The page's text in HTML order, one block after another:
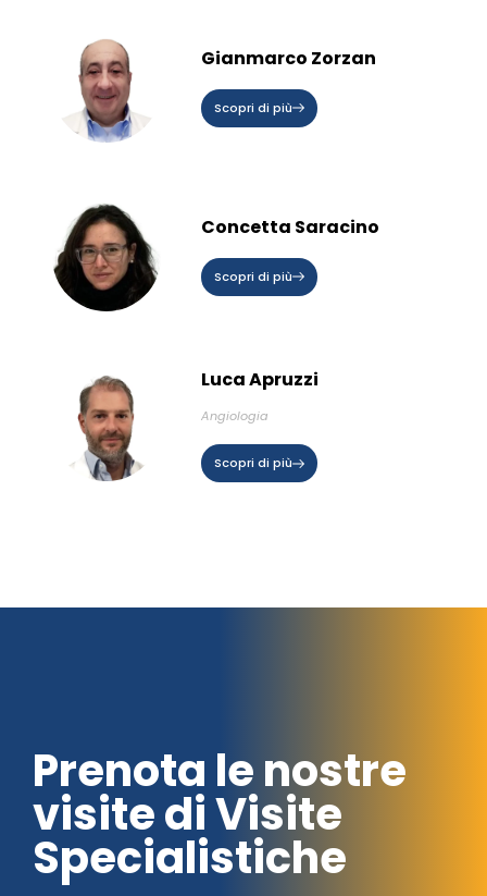
Gianmarco Zorzan
Scopri di più
Concetta Saracino
Scopri di più
Luca Apruzzi
Angiologia
Scopri di più
Prenota le nostre
visite di Visite
Specialistiche